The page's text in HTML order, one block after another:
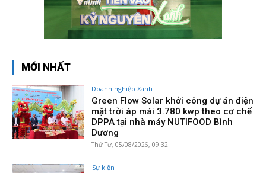
MỚI NHẤT
Doanh nghiệp Xanh
Green Flow Solar khởi công dự án điện
mặt trời áp mái 3.780 kwp theo cơ chế
DPPA tại nhà máy NUTIFOOD Bình
Dương
Thứ Tư, 05/08/2026, 09:32
Sự kiện